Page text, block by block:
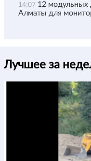
14:07 12 модульных
Алматы для
Лучшее за